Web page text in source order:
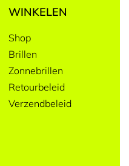
WINKELEN
Shop
Brillen
Zonnebrillen
Retourbeleid
Verzendbeleid